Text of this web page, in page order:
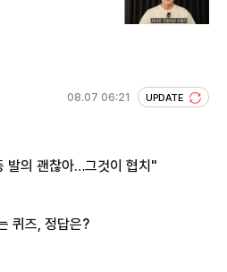
08.07 06:21 UPDATE
발의 괜찮아…그것이 협치"
퀴즈, 정답은?